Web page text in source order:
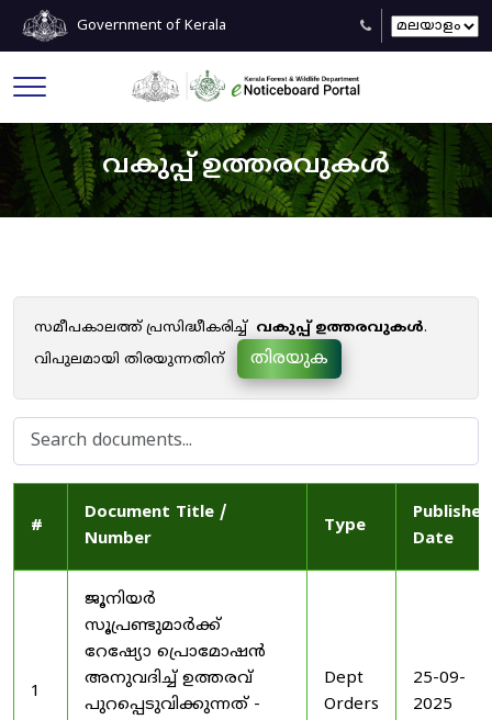
Government of Kerala
വകുപ്പ് ഉത്തരവുകൾ
സമീപകാലത്ത് പ്രസിദ്ധീകരിച്ച് വകുപ്പ് ഉത്തരവുകൾ.
വിപുലമായി തിരയുന്നതിന്
തിരയുക
#
Document Title /
Number
Type
Published
Date
1
ജൂനിയർ
സൂപ്രണ്ടുമാർക്ക്
റേഷ്യോ പ്രൊമോഷൻ
അനുവദിച്ച് ഉത്തരവ്
പുറപ്പെടുവിക്കുന്നത് -
Dept
Orders
25-09-
2025